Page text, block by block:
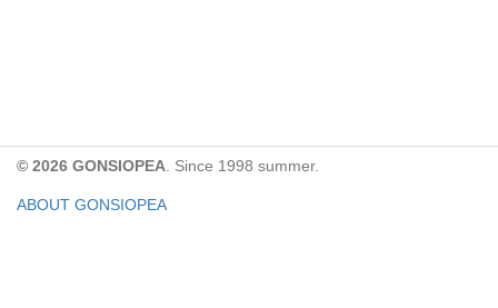
© 2026 GONSIOPEA . Since 1998 summer.
ABOUT GONSIOPEA